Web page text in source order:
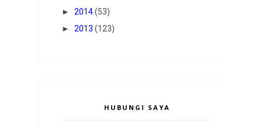
► 2014(53)
► 2013 (123)
HUBUNGI SAYA